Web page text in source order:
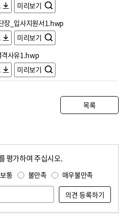
미리보기
장_입사지원서1.hwp
미리보기
격사유1.hwp
미리보기
목록
평가하여 주십시오.
보통 불만족 매우불만족